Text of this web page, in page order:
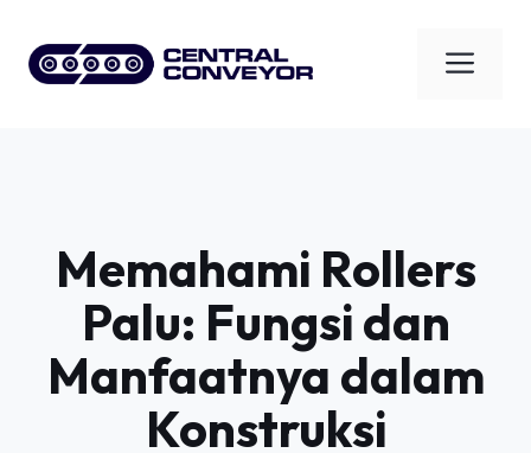
content
Memahami Rollers
Palu: Fungsi dan
Manfaatnya dalam
Konstruksi